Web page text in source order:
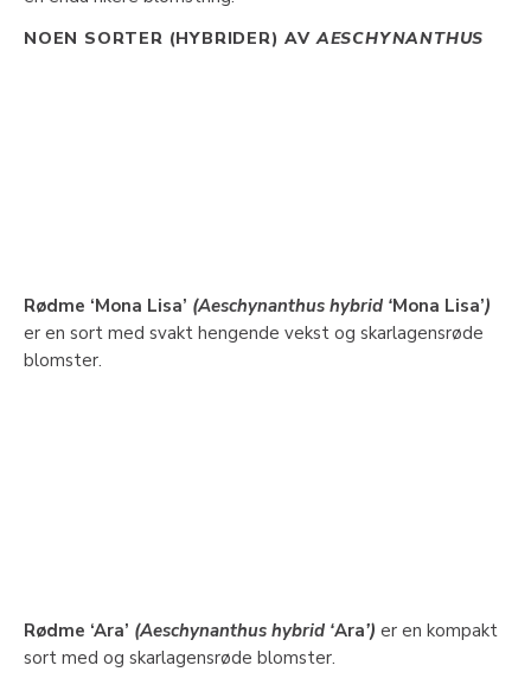
NOEN SORTER (HYBRIDER) AVAESCHYNANTHUS
Rødme ‘Mona Lisa’ (Aeschynanthus hybrid ‘Mona Lisa’)
er en sort med svakt hengende vekst og skarlagensrøde
blomster.
Rødme ‘Ara’ (Aeschynanthus hybrid ‘Ara’) er en kompakt
sort med og skarlagensrøde blomster.